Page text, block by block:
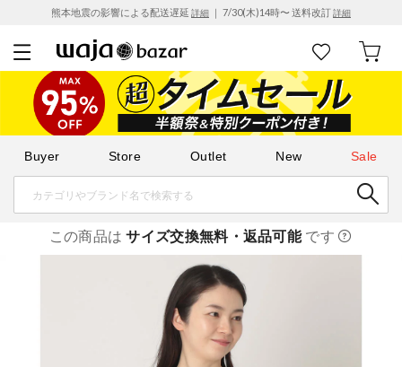
熊本地震の影響による配送遅延 詳細 ｜ 7/30(木)14時〜 送料改訂詳細
Buyer Store Outlet New Sale
この商品はサイズ交換無料・返品可能です